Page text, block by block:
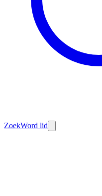
ZoekWord lid